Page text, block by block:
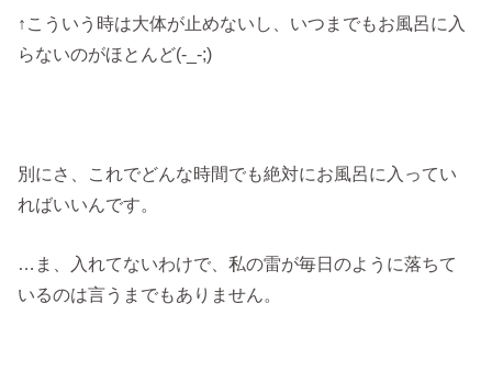
↑こういう時は大体が止めないし、いつまでもお風呂に入
らないのがほとんど(-_-;)
別にさ、これでどんな時間でも絶対にお風呂に入ってい
ればいいんです。
…ま、入れてないわけで、私の雷が毎日のように落ちて
いるのは言うまでもありません。